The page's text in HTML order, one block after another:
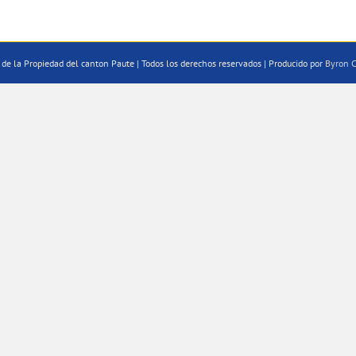
la Propiedad del canton Paute | Todos los derechos reservados | Producido por Byron